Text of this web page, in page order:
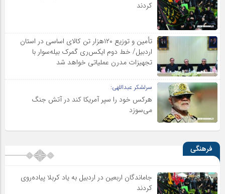
کردند
تأمین و توزیع ۱۲۰هزار تن کالای اساسی در استان
اردبیل/ خط دوم ایکس‌ری گمرک بیله‌سوار با
تجهیزات مدرن عملیاتی خواهد شد
سرلشکر عبداللهی:
هرکس خود را سپر آمریکا کند در آتش جنگ
می‌سوزد
فرهنگی
جاماندگان اربعین در اردبیل به یاد کربلا پیاده‌روی
کردند